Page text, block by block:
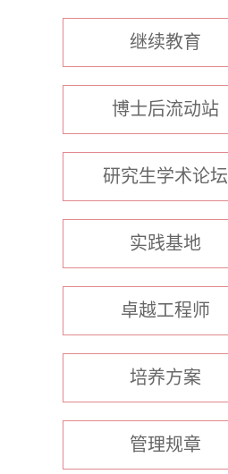
继续教育
博士后流动站
研究生学术论坛
实践基地
卓越工程师
培养方案
管理规章